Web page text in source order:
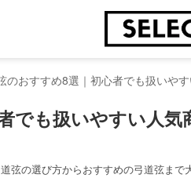
のおすすめ8選｜初心者でも扱いや
でも扱いやすい人気
弦の選び方からおすすめの弓道弦まで